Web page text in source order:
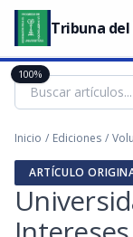
Tribuna
Inicio / Ediciones /
ARTÍCULO
100%